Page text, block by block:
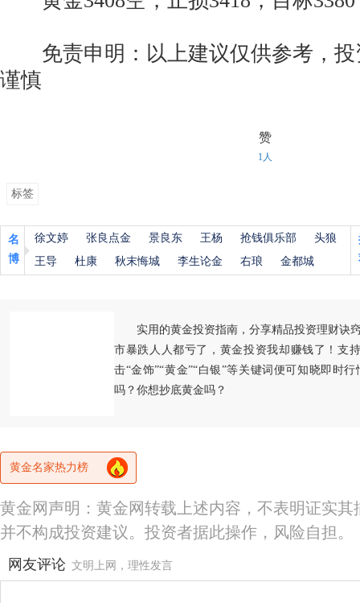
免责申明：以上建议仅供参考，投
谨慎
赞
1人
标签
名
博
徐文婷 张良点金 景良东 王杨 抢钱俱乐部
头狼
王导
杜康 秋末悔城 李生论金 右琅 金都城
实用的黄金投资指南，分享精品投资理财诀
市暴跌人人都亏了，黄金投资我却赚钱了！支
击“金饰”“黄金”“白银”等关键词便可知晓即时
吗？你想抄底黄金吗？
黄金名家热力榜
黄金网声明：黄金网转载上述内容，不表明证实
并不构成投资建议。投资者据此操作，风险自担。
网友评论 文明上网，理性发言